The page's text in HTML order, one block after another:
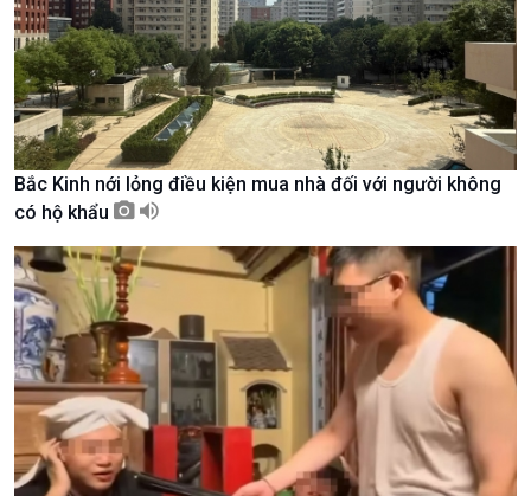
Xã hội
Tin Đời sống & Xã hội
360 độ Sức khỏe
Khoa học & Công nghệ
Tin Khoa học & Công nghệ
Kết nối công nghệ
Bắc Kinh nới lỏng điều kiện mua nhà đối với người không
có hộ khẩu